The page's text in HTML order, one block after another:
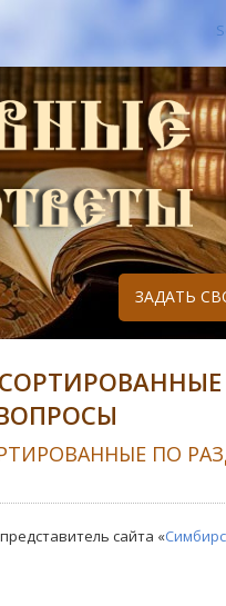
ЗАДАТЬ
ПО
сайта «